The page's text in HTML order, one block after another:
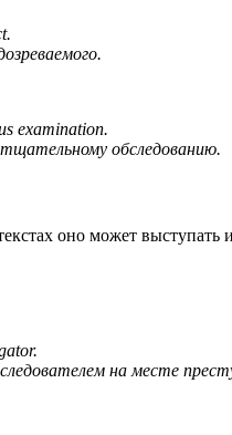
examination.
обследованию.
оно может
на месте